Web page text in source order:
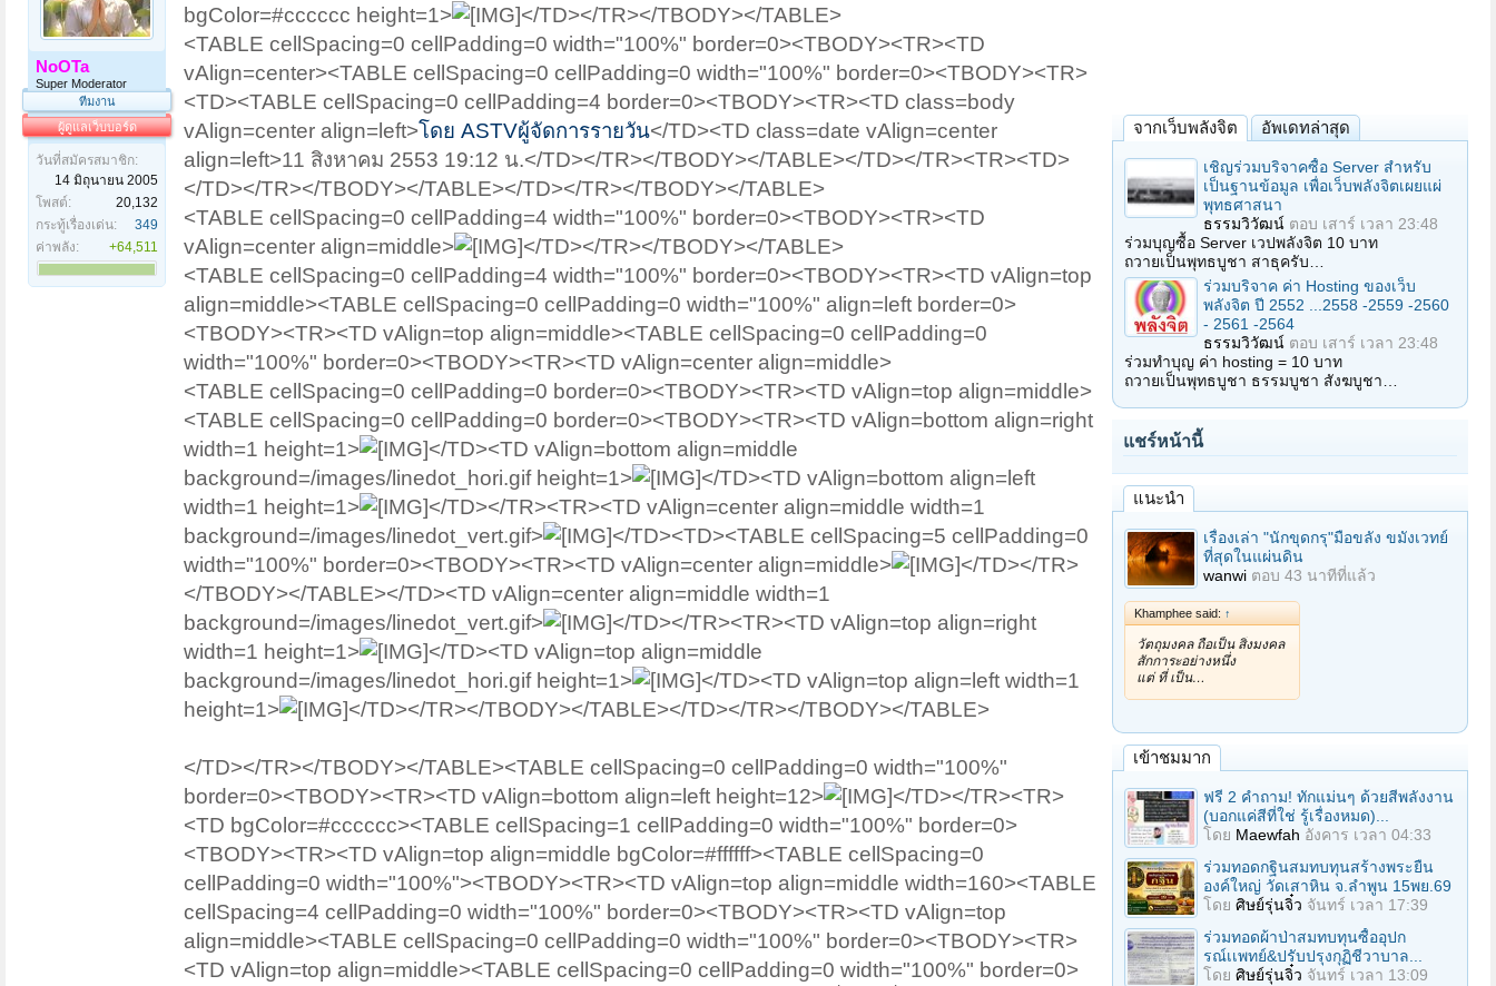
NoOTa
Super Moderator
ทีมงาน
ผู้ดูแลเว็บบอร์ด
วันที่สมัครสมาชิก:
14 มิถุนายน 2005
โพสต์:
20,132
กระทู้เรื่องเด่น:
349
ค่าพลัง:
+64,511
bgColor=#cccccc height=1>
</TD></TR></TBODY></TABLE>
<TABLE cellSpacing=0 cellPadding=0 width="100%" border=0><TBODY><TR><TD
vAlign=center><TABLE cellSpacing=0 cellPadding=0 width="100%" border=0><TBODY><TR>
<TD><TABLE cellSpacing=0 cellPadding=4 border=0><TBODY><TR><TD class=body
vAlign=center align=left>โดย ASTVผู้จัดการรายวัน</TD><TD class=date vAlign=center
align=left>11 สิงหาคม 2553 19:12 น.</TD></TR></TBODY></TABLE></TD></TR><TR><TD>
</TD></TR></TBODY></TABLE></TD></TR></TBODY></TABLE>
<TABLE cellSpacing=0 cellPadding=4 width="100%" border=0><TBODY><TR><TD
vAlign=center align=middle>
</TD></TR></TBODY></TABLE>
<TABLE cellSpacing=0 cellPadding=4 width="100%" border=0><TBODY><TR><TD vAlign=top
align=middle><TABLE cellSpacing=0 cellPadding=0 width="100%" align=left border=0>
<TBODY><TR><TD vAlign=top align=middle><TABLE cellSpacing=0 cellPadding=0
width="100%" border=0><TBODY><TR><TD vAlign=center align=middle>
<TABLE cellSpacing=0 cellPadding=0 border=0><TBODY><TR><TD vAlign=top align=middle>
<TABLE cellSpacing=0 cellPadding=0 border=0><TBODY><TR><TD vAlign=bottom align=right
width=1 height=1>
</TD><TD vAlign=bottom align=middle
background=/images/linedot_hori.gif height=1>
</TD><TD vAlign=bottom align=left
width=1 height=1>
</TD></TR><TR><TD vAlign=center align=middle width=1
background=/images/linedot_vert.gif>
</TD><TD><TABLE cellSpacing=5 cellPadding=0
width="100%" border=0><TBODY><TR><TD vAlign=center align=middle>
</TD></TR>
</TBODY></TABLE></TD><TD vAlign=center align=middle width=1
background=/images/linedot_vert.gif>
</TD></TR><TR><TD vAlign=top align=right
width=1 height=1>
</TD><TD vAlign=top align=middle
background=/images/linedot_hori.gif height=1>
</TD><TD vAlign=top align=left width=1
height=1>
</TD></TR></TBODY></TABLE></TD></TR></TBODY></TABLE>
</TD></TR></TBODY></TABLE><TABLE cellSpacing=0 cellPadding=0 width="100%"
border=0><TBODY><TR><TD vAlign=bottom align=left height=12>
</TD></TR><TR>
<TD bgColor=#cccccc><TABLE cellSpacing=1 cellPadding=0 width="100%" border=0>
<TBODY><TR><TD vAlign=top align=middle bgColor=#ffffff><TABLE cellSpacing=0
cellPadding=0 width="100%"><TBODY><TR><TD vAlign=top align=middle width=160><TABLE
cellSpacing=4 cellPadding=0 width="100%" border=0><TBODY><TR><TD vAlign=top
align=middle><TABLE cellSpacing=0 cellPadding=0 width="100%" border=0><TBODY><TR>
<TD vAlign=top align=middle><TABLE cellSpacing=0 cellPadding=0 width="100%" border=0>
จากเว็บพลังจิต อัพเดทล่าสุด
เชิญร่วมบริจาคซื้อ Server สำหรับ
เป็นฐานข้อมูล เพื่อเว็บพลังจิตเผยแผ่
พุทธศาสนา
ธรรมวิวัฒน์ ตอบ เสาร์ เวลา 23:48
ร่วมบุญซื้อ Server เวปพลังจิต 10 บาท
ถวายเป็นพุทธบูชา สาธุครับ…
ร่วมบริจาค ค่า Hosting ของเว็บ
พลังจิต ปี 2552 ...2558 -2559 -2560
- 2561 -2564
ธรรมวิวัฒน์ ตอบ เสาร์ เวลา 23:48
ร่วมทำบุญ ค่า hosting = 10 บาท
ถวายเป็นพุทธบูชา ธรรมบูชา สังฆบูชา…
แชร์หน้านี้
แนะนำ
เรื่องเล่า "นักขุดกรุ"มือขลัง ขมังเวทย์
ที่สุดในแผ่นดิน
wanwi ตอบ 43 นาทีที่แล้ว
Khamphee said: ↑
วัตถุมงคล ถือเป็น สิ่งมงคล
สักการะอย่างหนึ่ง
แต่ ที่ เป็น…
เข้าชมมาก
ฟรี 2 คำถาม! ทักแม่นๆ ด้วยสีพลังงาน
(บอกแค่สีที่ใช่ รู้เรื่องหมด)...
โดย Maewfah อังคาร เวลา 04:33
ร่วมทอดกฐินสมทบทุนสร้างพระยืน
องค์ใหญ่ วัดเสาหิน จ.ลําพูน 15พย.69
โดย ศิษย์รุ่นจิ๋ว จันทร์ เวลา 17:39
ร่วมทอดผ้าป่าสมทบทุนซื้ออุปก
รณ์เเพทย์&ปรับปรุงกุฏิชีวาบาล...
โดย ศิษย์รุ่นจิ๋ว จันทร์ เวลา 13:09